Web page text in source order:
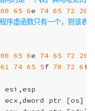
00 65 6e 74 65 72 20
00 65 6e 74 65 72 20
61 74 65 5f 70 72 6f
esi ,esp
ecx ,dword ptr [os]